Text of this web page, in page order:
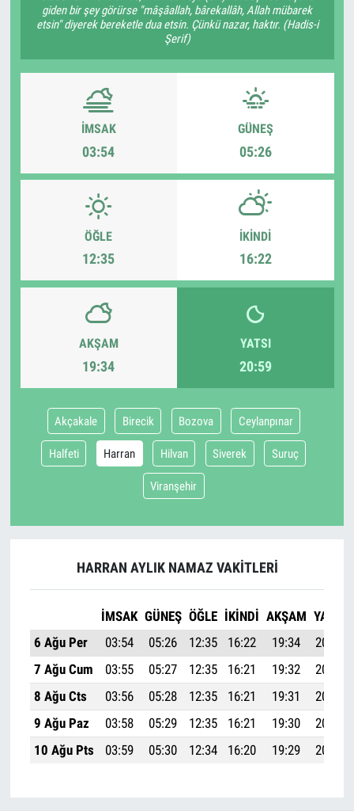
giden bir şey görürse "mâşâallah, bârekallâh, Allah mübarek
etsin" diyerek bereketle dua etsin. Çünkü nazar, haktır. (Hadis-i
Şerif)
İMSAK
03:54
GÜNEŞ
05:26
ÖĞLE
12:35
İKINDI
16:22
AKŞAM
19:34
YATSI
20:59
Akçakale Birecik Bozova Ceylanpınar
Halfeti Harran Hilvan Siverek Suruç
Viranşehir
HARRAN AYLIK NAMAZ VAKITLERI
İMSAK GÜNEŞ ÖĞLE İKINDI AKŞAM YATSI
6 Ağu Per
03:54 05:26 12:35 16:22 19:34
20:59
7 Ağu Cum
03:55 05:27 12:35 16:21 19:32
20:58
8 Ağu Cts
03:56 05:28 12:35 16:21 19:31
20:57
9 Ağu Paz
03:58 05:29 12:35 16:21 19:30
20:55
10 Ağu Pts
03:59 05:30 12:34 16:20 19:29 20:54